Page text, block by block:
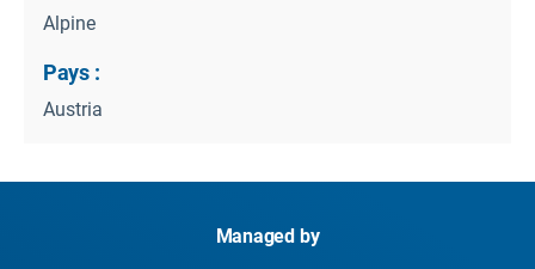
Alpine
Pays :
Austria
Managed by